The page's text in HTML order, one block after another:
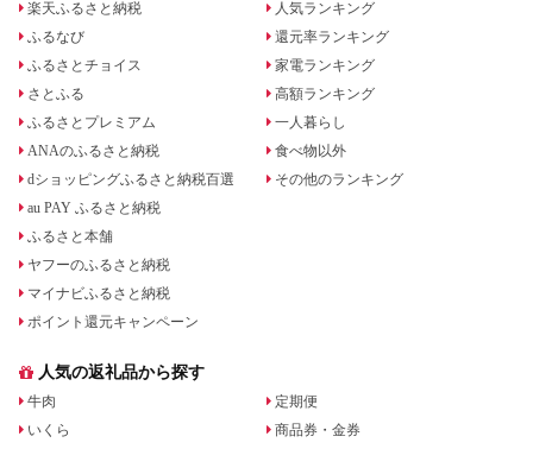
楽天ふるさと納税
ふるなび
ふるさとチョイス
さとふる
ふるさとプレミアム
ANAのふるさと納税
dショッピングふるさと納税百選
au PAY ふるさと納税
ふるさと本舗
ヤフーのふるさと納税
マイナビふるさと納税
ポイント還元キャンペーン
人気ランキング
還元率ランキング
家電ランキング
高額ランキング
一人暮らし
食べ物以外
その他のランキング
人気の返礼品から探す
牛肉
いくら
定期便
商品券・金券